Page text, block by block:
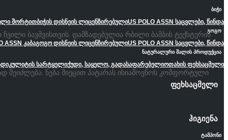
ბიჭი
შორტითბიჭის დისნეის ლიცენზირებულიUS POLO ASSN საცვლები, წინდა
გოგო
ASSN კაბაგოგო დისნეის ლიცენზირებულიUS POLO ASSN საცვლები, წინდა
ნატურალური შალის პროდუქცია
სარტყელიქუდი, საყელო, გადასაფარებელიოთახის ფეხსაცმელი
ფეხსაცმელი
ჰიგიენა
ტამპონი
ბავშვისთვის. დამზადებულია რბილი ბამბის ტექსტურის
შეიძლება. ნება მიეცით პატარას ისიამოვნოს კომფორტული